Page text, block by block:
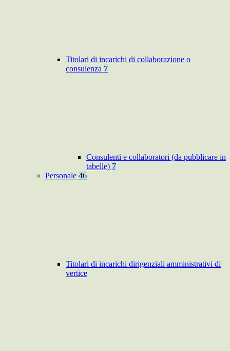
Titolari di incarichi di collaborazione o
consulenza 7
Consulenti e collaboratori (da pubblicare in
tabelle) 7
Personale 46
Titolari di incarichi dirigenziali amministrativi di
vertice